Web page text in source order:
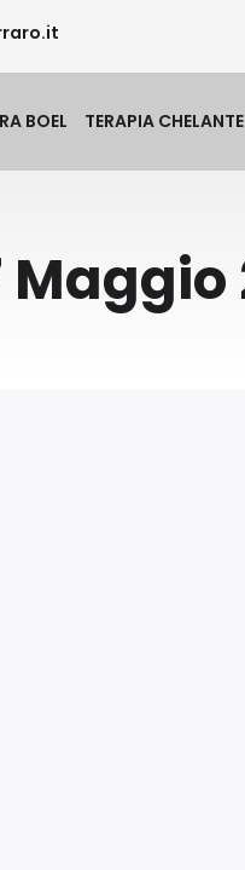
BOEL TERAPIA CHELANTE